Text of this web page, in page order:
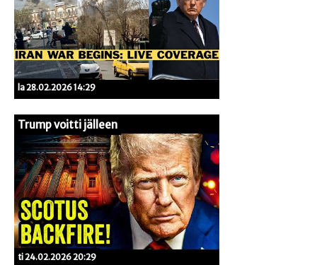
la 28.02.2026 14:29
Trump voitti jälleen
ti 24.02.2026 20:29